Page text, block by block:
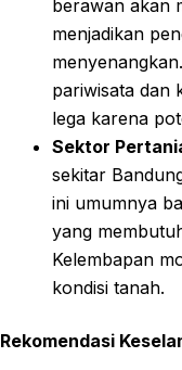
berawan akan
menjadikan
pariwisata dan
lega karena
Sektor
sekitar
ini umumnya
yang
Kelembapan
kondisi tanah.
Rekomendasi